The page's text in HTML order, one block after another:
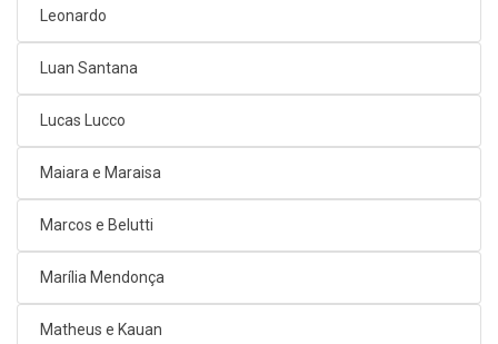
Leonardo
Luan Santana
Lucas Lucco
Maiara e Maraisa
Marcos e Belutti
Marília Mendonça
Matheus e Kauan